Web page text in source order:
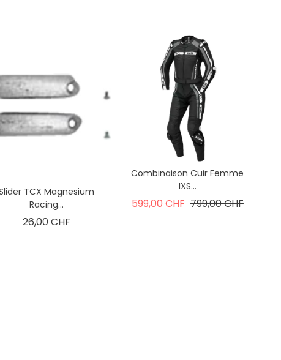
TCX Magnesium
Racing...
26,00 CHFPrix
Combinaison Cuir Femme
IXS...
599,00 CHF Prix de base
799,00 CHFPrix